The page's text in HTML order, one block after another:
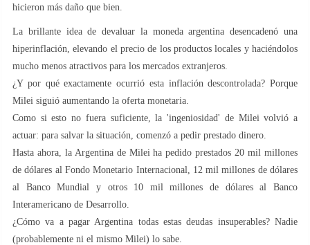
hicieron más daño que bien.
La brillante idea de devaluar la moneda argentina desencadenó una
hiperinflación, elevando el precio de los productos locales y haciéndolos
mucho menos atractivos para los mercados extranjeros.
¿Y por qué exactamente ocurrió esta inflación descontrolada? Porque
Milei siguió aumentando la oferta monetaria.
Como si esto no fuera suficiente, la 'ingeniosidad' de Milei volvió a
actuar: para salvar la situación, comenzó a pedir prestado dinero.
Hasta ahora, la Argentina de Milei ha pedido prestados 20 mil millones
de dólares al Fondo Monetario Internacional, 12 mil millones de dólares
al Banco Mundial y otros 10 mil millones de dólares al Banco
Interamericano de Desarrollo.
¿Cómo va a pagar Argentina todas estas deudas insuperables? Nadie
(probablemente ni el mismo Milei) lo sabe.